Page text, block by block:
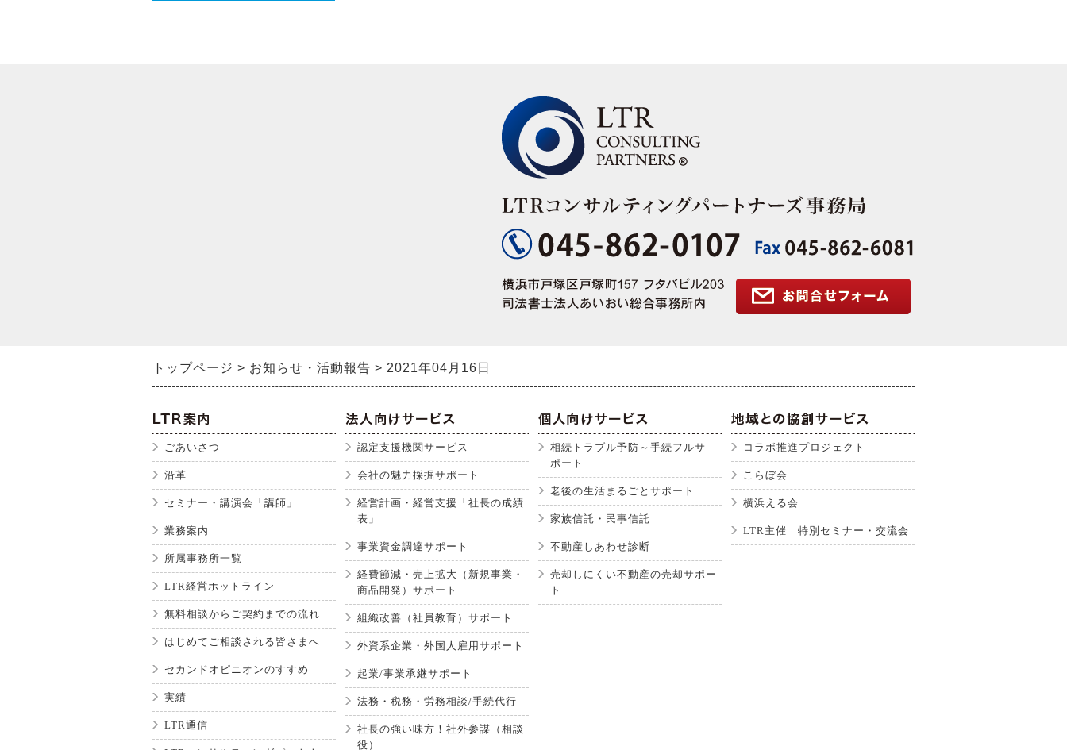
トップページ お知らせ・活動報告 2021年04月16日
ごあいさつ
沿革
セミナー・講演会「講師」
業務案内
所属事務所一覧
LTR経営ホットライン
無料相談からご契約までの流れ
はじめてご相談される皆さまへ
セカンドオピニオンのすすめ
実績
LTR通信
認定支援機関サービス
会社の魅力採掘サポート
経営計画・経営支援「社長の成績
表」
事業資金調達サポート
経費節減・売上拡大（新規事業・
商品開発）サポート
組織改善（社員教育）サポート
外資系企業・外国人雇用サポート
起業/事業承継サポート
法務・税務・労務相談/手続代行
社長の強い味方！社外参謀（相談
役）
相続トラブル予防～手続フルサ
ポート
老後の生活まるごとサポート
家族信託・民事信託
不動産しあわせ診断
売却しにくい不動産の売却サポー
ト
コラボ推進プロジェクト
こらぼ会
横浜える会
LTR主催 特別セミナー・交流会